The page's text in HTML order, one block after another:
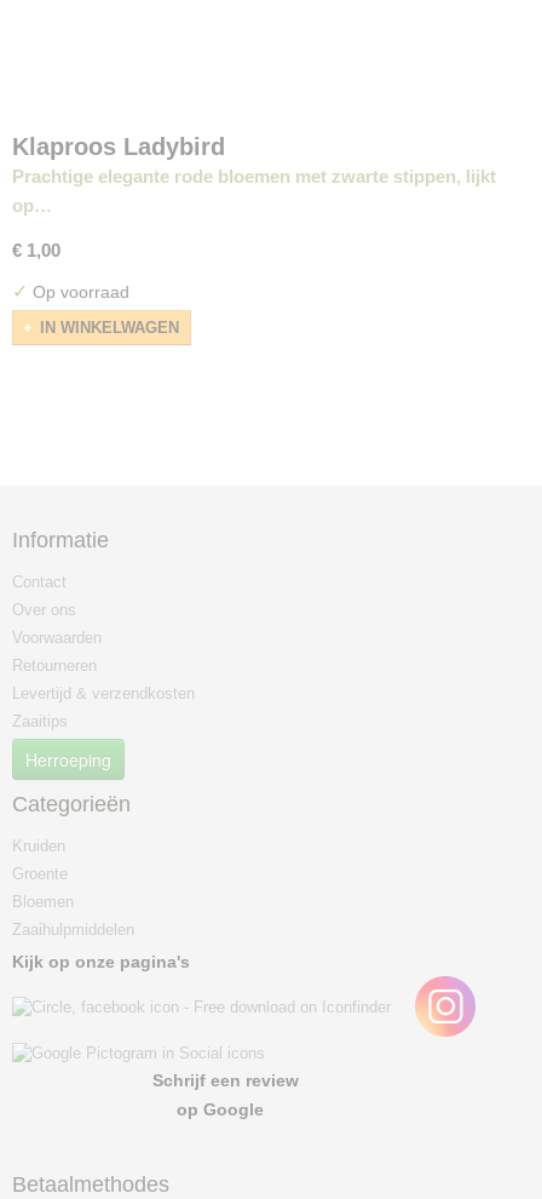
Klaproos Ladybird
Prachtige elegante rode bloemen met zwarte stippen, lijkt
op…
€ 1,00
✓ Op voorraad
IN WINKELWAGEN
Informatie
Contact
Over ons
Voorwaarden
Retourneren
Levertijd & verzendkosten
Zaaitips
Herroeping
Categorieën
Kruiden
Groente
Bloemen
Zaaihulpmiddelen
Kijk op onze pagina's
Schrijf een review
op Google
Betaalmethodes